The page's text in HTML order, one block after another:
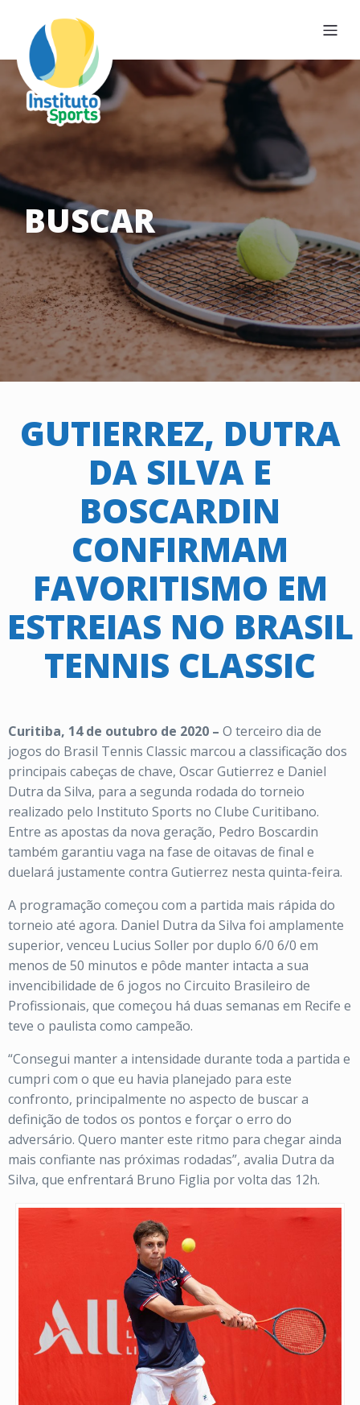
BUSCAR
GUTIERREZ, DUTRA
DA SILVA E
BOSCARDIN
CONFIRMAM
FAVORITISMO EM
ESTREIAS NO BRASIL
TENNIS CLASSIC
Curitiba, 14 de outubro de 2020 – O terceiro dia de
jogos do Brasil Tennis Classic marcou a classificação dos
principais cabeças de chave, Oscar Gutierrez e Daniel
Dutra da Silva, para a segunda rodada do torneio
realizado pelo Instituto Sports no Clube Curitibano.
Entre as apostas da nova geração, Pedro Boscardin
também garantiu vaga na fase de oitavas de final e
duelará justamente contra Gutierrez nesta quinta-feira.
A programação começou com a partida mais rápida do
torneio até agora. Daniel Dutra da Silva foi amplamente
superior, venceu Lucius Soller por duplo 6/0 6/0 em
menos de 50 minutos e pôde manter intacta a sua
invencibilidade de 6 jogos no Circuito Brasileiro de
Profissionais, que começou há duas semanas em Recife e
teve o paulista como campeão.
“Consegui manter a intensidade durante toda a partida e
cumpri com o que eu havia planejado para este
confronto, principalmente no aspecto de buscar a
definição de todos os pontos e forçar o erro do
adversário. Quero manter este ritmo para chegar ainda
mais confiante nas próximas rodadas”, avalia Dutra da
Silva, que enfrentará Bruno Figlia por volta das 12h.